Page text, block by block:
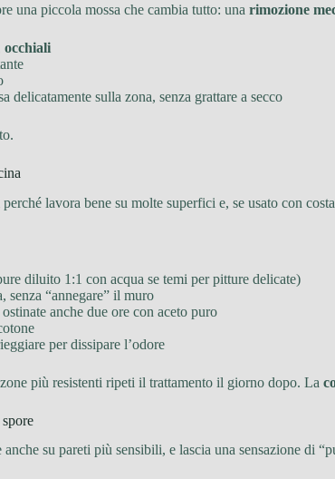
una piccola mossa che cambia tutto: una rimozione
occhiali
delicatamente sulla zona, senza grattare a secco
lavora bene su molte superfici e, se usato con
diluito 1:1 con acqua se temi per pitture delicate)
senza “annegare” il muro
anche due ore con aceto puro
per dissipare l’odore
più resistenti ripeti il trattamento il giorno dopo. La
su pareti più sensibili, e lascia una sensazione di